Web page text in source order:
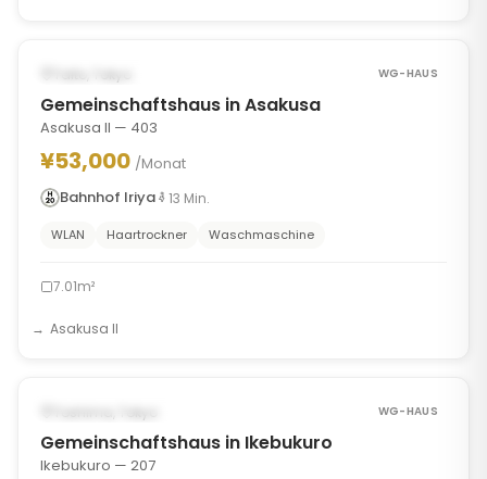
Taito, Tokyo WG-HAUS
Gemeinschaftshaus in Asakusa
Asakusa II — 403
¥53,000 /Monat
Bahnhof Iriya
13 Min.
WLAN Haartrockner Waschmaschine
7.01m²
Asakusa II
Toshima, Tokyo WG-HAUS
Gemeinschaftshaus in Ikebukuro
Ikebukuro — 207